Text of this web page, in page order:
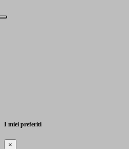
I miei preferiti
×